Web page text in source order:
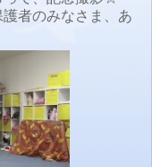
者のみなさま、あ